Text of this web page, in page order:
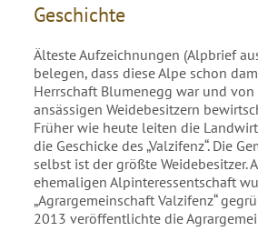
Geschichte
Älteste Aufzeichnungen (Alpbrief
belegen, dass diese Alpe schon
Herrschaft Blumenegg war und
ansässigen Weidebesitzern
Früher wie heute leiten die
die Geschicke des „Valzifenz“. Die
selbst ist der größte Weidebesitzer.
ehemaligen Alpinteressentschaft
„Agrargemeinschaft Valzifenz“
2013 veröffentlichte die